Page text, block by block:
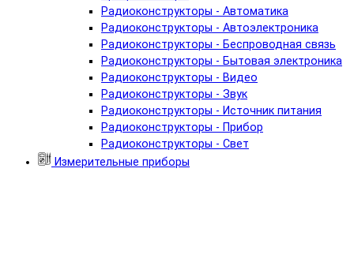
Радиоконструкторы - Автоматика
Радиоконструкторы - Автоэлектроника
Радиоконструкторы - Беспроводная связь
Радиоконструкторы - Бытовая электроника
Радиоконструкторы - Видео
Радиоконструкторы - Звук
Радиоконструкторы - Источник питания
Радиоконструкторы - Прибор
Радиоконструкторы - Свет
Измерительные приборы